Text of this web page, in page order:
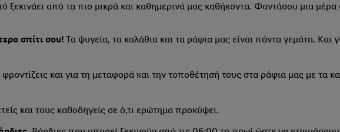
ξεκινάει από τα πιο μικρά και καθημερινά μας καθήκοντα. Φαντάσου μια μέρα
σπίτι σου! Τα ψυγεία, τα καλάθια και τα ράφια μας είναι πάντα γεμάτα. Και
φροντίζεις και για τη μεταφορά και την τοποθέτησή τους στα ράφια μας με τα
και τους καθοδηγείς σε ό,τι ερώτημα προκύψει.